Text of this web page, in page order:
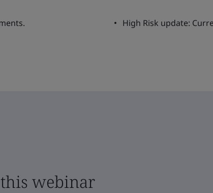
High Risk update:
webinar